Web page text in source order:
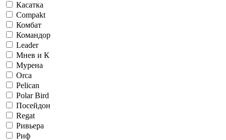
Касатка
Compakt
Комбат
Командор
Leader
Мнев и К
Мурена
Orca
Pelican
Polar Bird
Посейдон
Regat
Ривьера
Риф